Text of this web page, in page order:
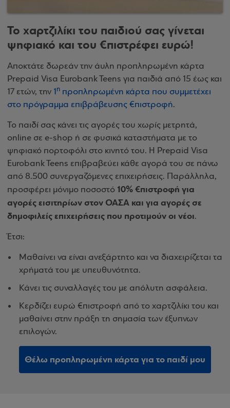
Το χαρτζιλίκι του παιδιού σας γίνεται
ψηφιακό και του €πιστρέφει ευρώ!
Αποκτάτε δωρεάν την άυλη προπληρωμένη κάρτα
Prepaid Visa Eurobank Teens για παιδιά από 15 έως και
17 ετών, την 1η προπληρωμένη κάρτα που συμμετέχει
στο πρόγραμμα επιβράβευσης €πιστροφή.
Το παιδί σας κάνει τις αγορές του χωρίς μετρητά,
online σε e-shop ή σε φυσικά καταστήματα με το
ψηφιακό πορτοφόλι στο κινητό του. Η Prepaid Visa
Eurobank Teens επιβραβεύει κάθε αγορά του σε πάνω
από 8.500 συνεργαζόμενες επιχειρήσεις. Παράλληλα,
προσφέρει μόνιμο ποσοστό 10% €πιστροφή για
αγορές εισιτηρίων στον ΟΑΣΑ και για αγορές σε
δημοφιλείς επιχειρήσεις που προτιμούν οι νέοι.
Έτσι:
Μαθαίνει να είναι ανεξάρτητο και να διαχειρίζεται τα
χρήματά του με υπευθυνότητα.
Κάνει τις συναλλαγές του με απόλυτη ασφάλεια.
Κερδίζει ευρώ €πιστροφή από το χαρτζιλίκι του και
μαθαίνει στην πράξη τη σημασία των έξυπνων
επιλογών.
Θέλω προπληρωμένη κάρτα για το παιδί μου